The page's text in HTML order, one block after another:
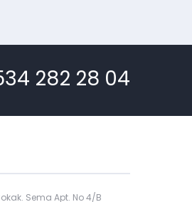
282 28 04
Sema Apt. No 4/B